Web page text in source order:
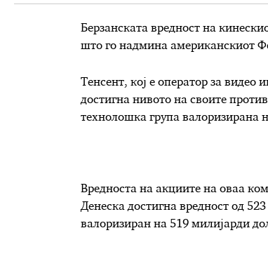
Берзанската вредност на
што го надмина американскиот
Тенсент, кој е оператор за видео
достигна нивото на своите
технолошка група валоризирана
Вредноста на акциите на оваа
Денеска достигна вредност од
валоризиран на 519 милијарди